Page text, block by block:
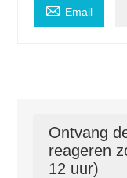
 Email
Ontvang
reageren
12 uur)